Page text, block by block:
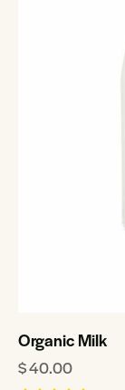
Organic Milk
$40.00